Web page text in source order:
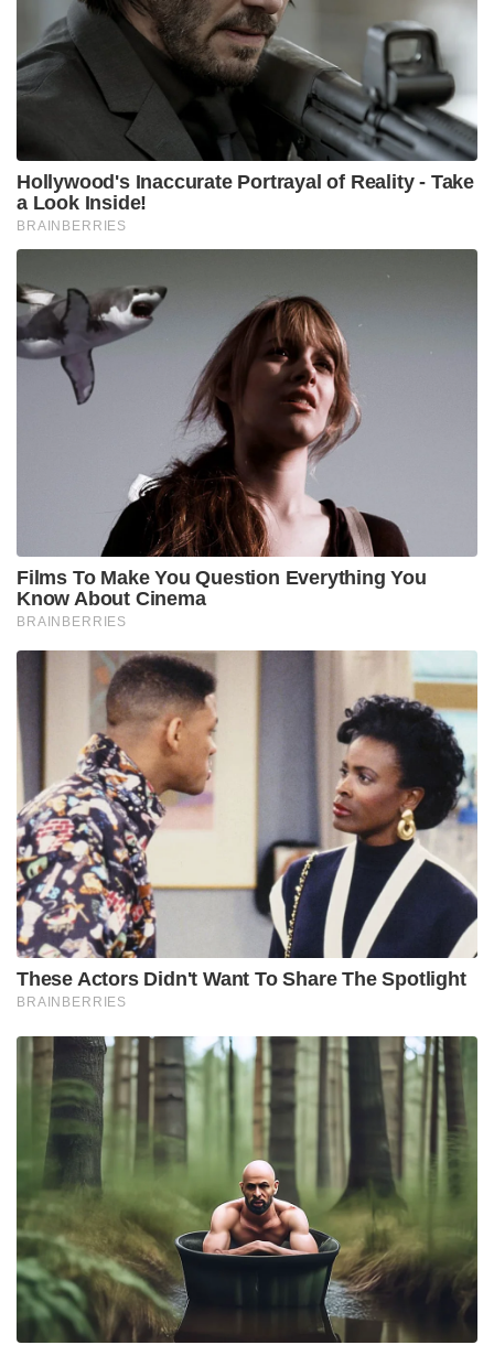
Hollywood's Inaccurate Portrayal of Reality - Take
a Look Inside!
BRAINBERRIES
Films To Make You Question Everything You
Know About Cinema
BRAINBERRIES
These Actors Didn't Want To Share The Spotlight
BRAINBERRIES